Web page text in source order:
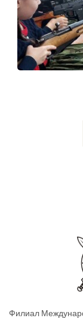
Филиал